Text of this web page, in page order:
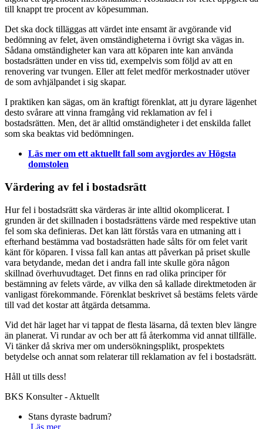
till knappt tre procent av köpesumman.
Det ska dock tilläggas att värdet inte ensamt är avgörande vid
bedömning av felet, även omständigheterna i övrigt ska vägas in.
Sådana omständigheter kan vara att köparen inte kan använda
bostadsrätten under en viss tid, exempelvis som följd av att en
renovering var tvungen. Eller att felet medför merkostnader utöver
de som avhjälpandet i sig skapar.
I praktiken kan sägas, om än kraftigt förenklat, att ju dyrare lägenhet
desto svårare att vinna framgång vid reklamation av fel i
bostadsrätten. Men, det är alltid omständigheter i det enskilda fallet
som ska beaktas vid bedömningen.
Läs mer om ett aktuellt fall som avgjordes av Högsta
domstolen
Värdering av fel i bostadsrätt
Hur fel i bostadsrätt ska värderas är inte alltid okomplicerat. I
grunden är det skillnaden i bostadsrättens värde med respektive utan
fel som ska definieras. Det kan lätt förstås vara en utmaning att i
efterhand bestämma vad bostadsrätten hade sålts för om felet varit
känt för köparen. I vissa fall kan antas att påverkan på priset skulle
vara betydande, medan det i andra fall inte skulle göra någon
skillnad överhuvudtaget. Det finns en rad olika principer för
bestämning av felets värde, av vilka den så kallade direktmetoden är
vanligast förekommande. Förenklat beskrivet så bestäms felets värde
till vad det kostar att åtgärda detsamma.
Vid det här laget har vi tappat de flesta läsarna, då texten blev längre
än planerat. Vi rundar av och ber att få återkomma vid annat tillfälle.
Vi tänker då skriva mer om undersökningsplikt, prospektets
betydelse och annat som relaterar till reklamation av fel i bostadsrätt.
Håll ut tills dess!
BKS Konsulter - Aktuellt
Stans dyraste badrum?
Läs mer